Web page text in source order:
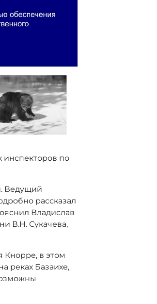
инспекторов по
Ведущий
рассказал
Владислав
В.Н. Сукачева,
Кнорре, в этом
реках Базаихе,